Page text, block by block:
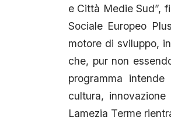
e Città Medie Sud”,
Sociale Europeo
motore di sviluppo,
che, pur non
programma
cultura,
Lamezia Terme